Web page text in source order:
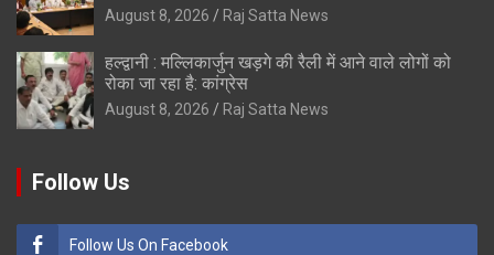
August 8, 2026 Raj Satta News
हल्द्वानी : मल्लिकार्जुन खड़गे की रैली में आने वाले लोगों को
रोका जा रहा है: कांग्रेस
August 8, 2026 Raj Satta News
Follow Us
Follow Us On Facebook